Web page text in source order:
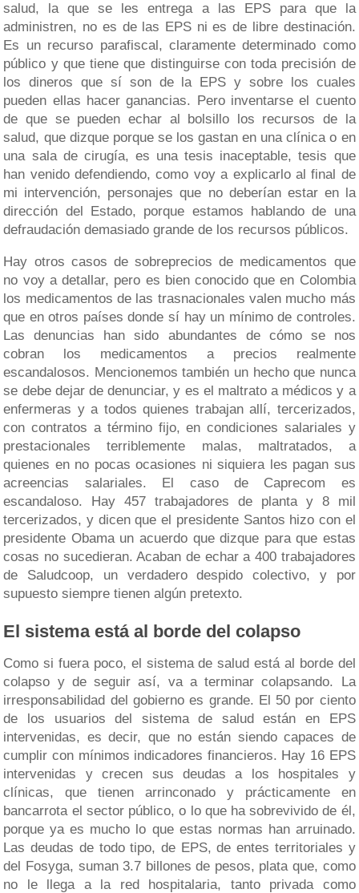
salud, la que se les entrega a las EPS para que la
administren, no es de las EPS ni es de libre destinación.
Es un recurso parafiscal, claramente determinado como
público y que tiene que distinguirse con toda precisión de
los dineros que sí son de la EPS y sobre los cuales
pueden ellas hacer ganancias. Pero inventarse el cuento
de que se pueden echar al bolsillo los recursos de la
salud, que dizque porque se los gastan en una clínica o en
una sala de cirugía, es una tesis inaceptable, tesis que
han venido defendiendo, como voy a explicarlo al final de
mi intervención, personajes que no deberían estar en la
dirección del Estado, porque estamos hablando de una
defraudación demasiado grande de los recursos públicos.
Hay otros casos de sobreprecios de medicamentos que
no voy a detallar, pero es bien conocido que en Colombia
los medicamentos de las trasnacionales valen mucho más
que en otros países donde sí hay un mínimo de controles.
Las denuncias han sido abundantes de cómo se nos
cobran los medicamentos a precios realmente
escandalosos. Mencionemos también un hecho que nunca
se debe dejar de denunciar, y es el maltrato a médicos y a
enfermeras y a todos quienes trabajan allí, tercerizados,
con contratos a término fijo, en condiciones salariales y
prestacionales terriblemente malas, maltratados, a
quienes en no pocas ocasiones ni siquiera les pagan sus
acreencias salariales. El caso de Caprecom es
escandaloso. Hay 457 trabajadores de planta y 8 mil
tercerizados, y dicen que el presidente Santos hizo con el
presidente Obama un acuerdo que dizque para que estas
cosas no sucedieran. Acaban de echar a 400 trabajadores
de Saludcoop, un verdadero despido colectivo, y por
supuesto siempre tienen algún pretexto.
El sistema está al borde del colapso
Como si fuera poco, el sistema de salud está al borde del
colapso y de seguir así, va a terminar colapsando. La
irresponsabilidad del gobierno es grande. El 50 por ciento
de los usuarios del sistema de salud están en EPS
intervenidas, es decir, que no están siendo capaces de
cumplir con mínimos indicadores financieros. Hay 16 EPS
intervenidas y crecen sus deudas a los hospitales y
clínicas, que tienen arrinconado y prácticamente en
bancarrota el sector público, o lo que ha sobrevivido de él,
porque ya es mucho lo que estas normas han arruinado.
Las deudas de todo tipo, de EPS, de entes territoriales y
del Fosyga, suman 3.7 billones de pesos, plata que, como
no le llega a la red hospitalaria, tanto privada como